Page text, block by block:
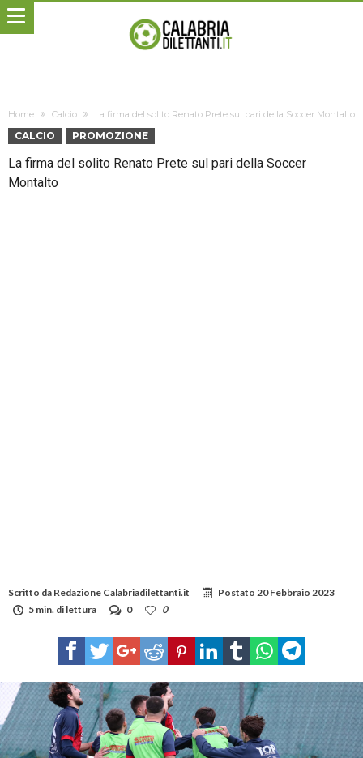
Home Calcio La firma del solito Renato Prete sul pari della Soccer Montalto
CALCIO PROMOZIONE
La firma del solito Renato Prete sul pari della Soccer
Montalto
Scritto da Redazione Calabriadilettanti.it Postato 20 Febbraio 2023
5 min. di lettura
0 0